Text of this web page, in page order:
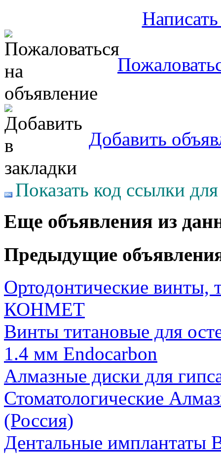
Добавить
Показать код ссылки
Еще объявления из
Предыдущие
Ортодонтические винты,
КОНМЕТ
Винты титановые для
1.4 мм Endocarbon
Алмазные диски для
Стоматологические
(Россия)
Дентальные